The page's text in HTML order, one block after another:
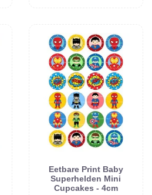
Eetbare Print Baby
Superhelden Mini
Cupcakes - 4cm